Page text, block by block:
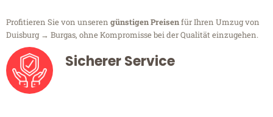
Profitieren Sie von unseren günstigen Preisenfür Ihren Umzug von
Duisburg → Burgas, ohne Kompromisse bei der Qualität einzugehen.
Sicherer Service